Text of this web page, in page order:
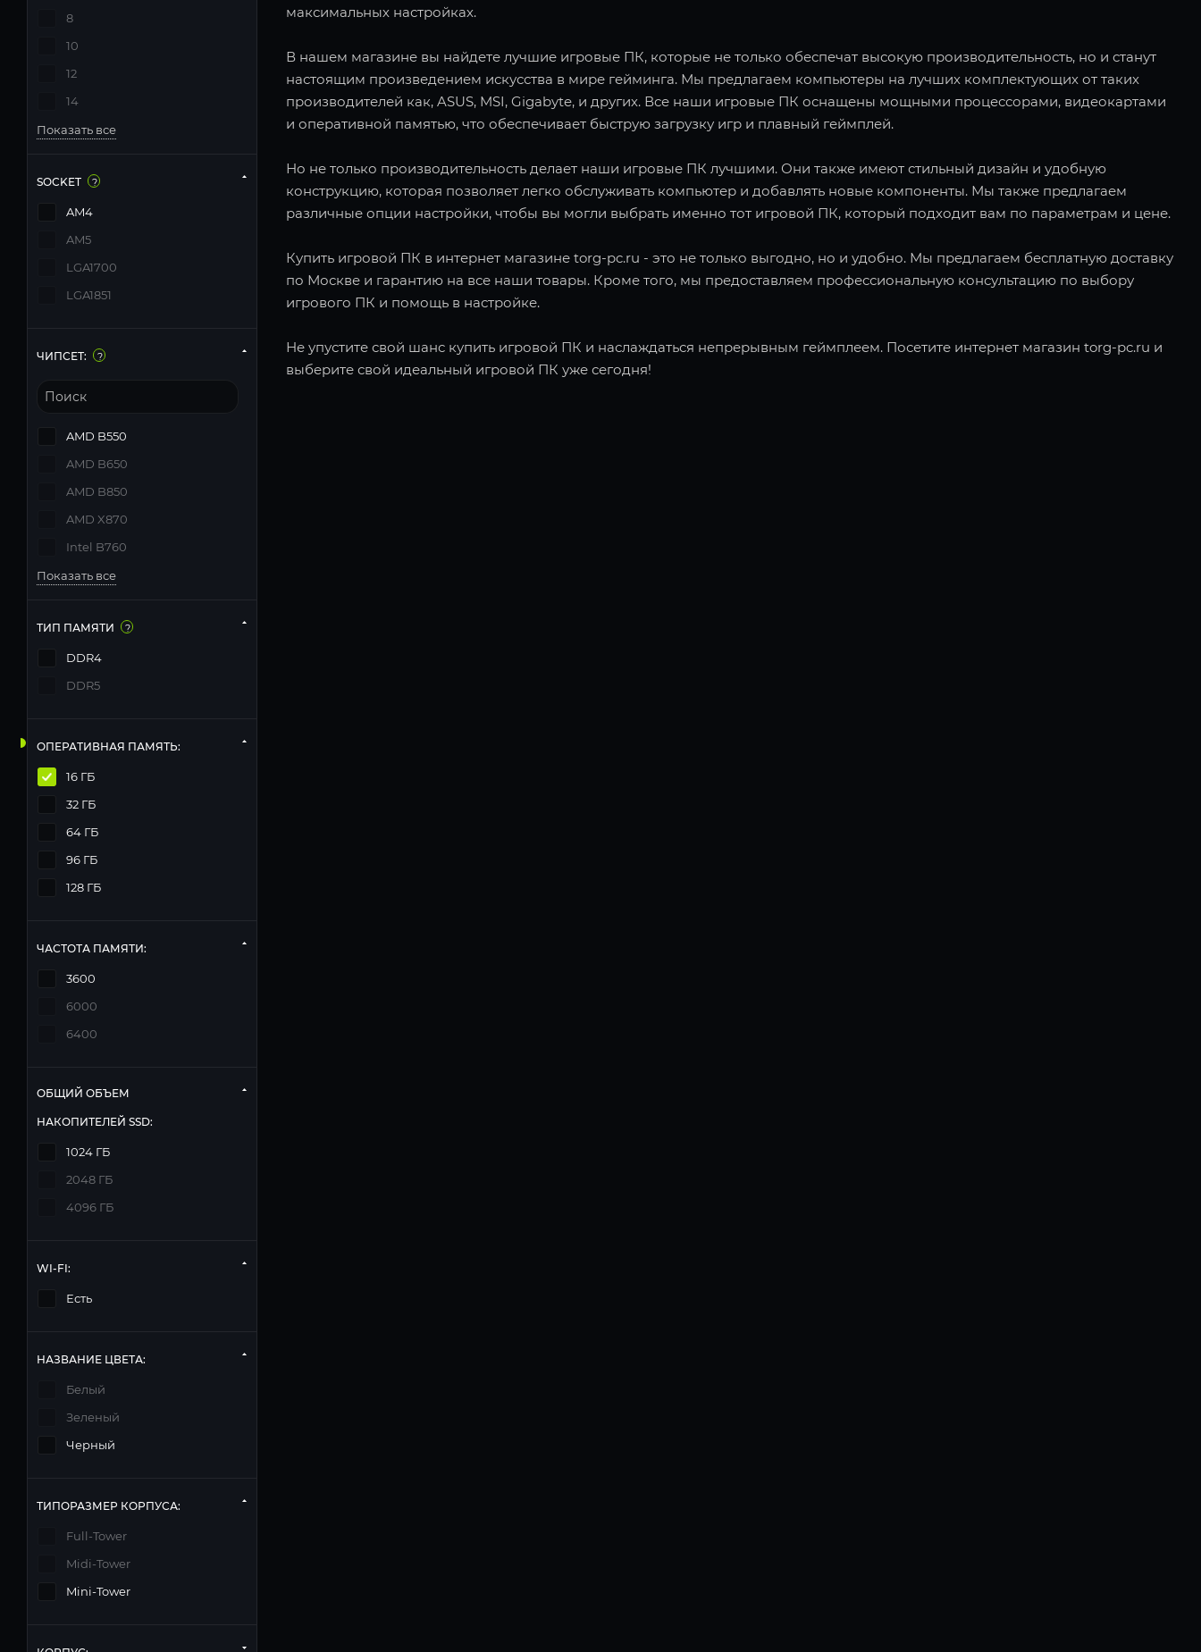
максимальных настройках.
В нашем магазине вы найдете лучшие игровые ПК, которые не только обеспечат высокую производительность, но и станут
настоящим произведением искусства в мире гейминга. Мы предлагаем компьютеры на лучших комплектующих от таких
производителей как, ASUS, MSI, Gigabyte, и других. Все наши игровые ПК оснащены мощными процессорами, видеокартами
и оперативной памятью, что обеспечивает быструю загрузку игр и плавный геймплей.
Но не только производительность делает наши игровые ПК лучшими. Они также имеют стильный дизайн и удобную
конструкцию, которая позволяет легко обслуживать компьютер и добавлять новые компоненты. Мы также предлагаем
различные опции настройки, чтобы вы могли выбрать именно тот игровой ПК, который подходит вам по параметрам и цене.
Купить игровой ПК в интернет магазине torg-pc.ru - это не только выгодно, но и удобно. Мы предлагаем бесплатную доставку
по Москве и гарантию на все наши товары. Кроме того, мы предоставляем профессиональную консультацию по выбору
игрового ПК и помощь в настройке.
Не упустите свой шанс купить игровой ПК и наслаждаться непрерывным геймплеем. Посетите интернет магазин torg-pc.ru и
выберите свой идеальный игровой ПК уже сегодня!
8
10
12
14
Показать все
SOCKET ?
AM4
AM5
LGA1700
LGA1851
ЧИПСЕТ: ?
AMD B550
AMD B650
AMD B850
AMD X870
Intel B760
Показать все
ТИП ПАМЯТИ ?
DDR4
DDR5
ОПЕРАТИВНАЯ ПАМЯТЬ:
16 ГБ
32 ГБ
64 ГБ
96 ГБ
128 ГБ
ЧАСТОТА ПАМЯТИ:
3600
6000
6400
ОБЩИЙ ОБЪЕМ
НАКОПИТЕЛЕЙ SSD:
1024 ГБ
2048 ГБ
4096 ГБ
WI-FI:
Есть
НАЗВАНИЕ ЦВЕТА:
Белый
Зеленый
Черный
ТИПОРАЗМЕР КОРПУСА:
Full-Tower
Midi-Tower
Mini-Tower